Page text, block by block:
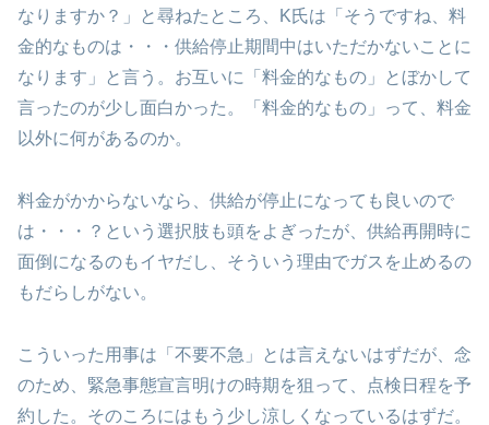
なりますか？」と尋ねたところ、K氏は「そうですね、料
金的なものは・・・供給停止期間中はいただかないことに
なります」と言う。お互いに「料金的なもの」とぼかして
言ったのが少し面白かった。「料金的なもの」って、料金
以外に何があるのか。
料金がかからないなら、供給が停止になっても良いので
は・・・？という選択肢も頭をよぎったが、供給再開時に
面倒になるのもイヤだし、そういう理由でガスを止めるの
もだらしがない。
こういった用事は「不要不急」とは言えないはずだが、念
のため、緊急事態宣言明けの時期を狙って、点検日程を予
約した。そのころにはもう少し涼しくなっているはずだ。